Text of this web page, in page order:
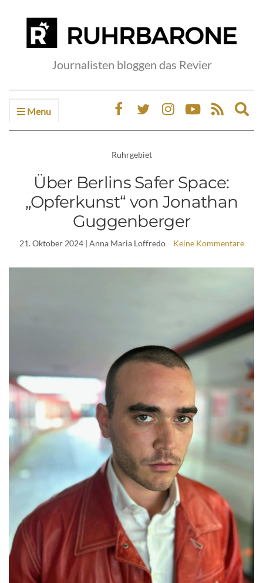
Journalisten bloggen das Revier
Menu
Ruhrgebiet
Über Berlins Safer Space:
„Opferkunst“ von Jonathan
Guggenberger
21. Oktober 2024| Anna Maria Loffredo Keine Kommentare